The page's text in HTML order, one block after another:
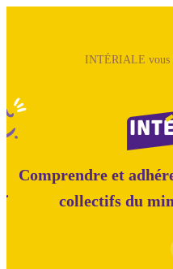
INTÉRIALE vous
Comprendre et
collectifs du